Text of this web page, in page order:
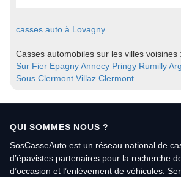
casses auto à Lovagny.
Casses automobiles sur les villes voisines :
Sur Fier EpagnyAnnecy Pringy Rumilly
Sous Clermont Villaz Clermont
QUI SOMMES NOUS ?
SosCasseAuto est un réseau national de
d’épavistes partenaires pour la recherche
d’occasion et l’enlèvement de véhicules.